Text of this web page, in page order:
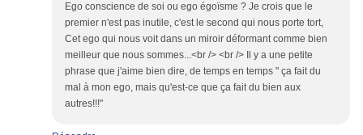
Ego conscience de soi ou ego égoïsme ? Je crois que le
premier n'est pas inutile, c'est le second qui nous porte tort,
Cet ego qui nous voit dans un miroir déformant comme bien
meilleur que nous sommes...<br /> <br /> Il y a une petite
phrase que j'aime bien dire, de temps en temps " ça fait du
mal à mon ego, mais qu'est-ce que ça fait du bien aux
autres!!!"